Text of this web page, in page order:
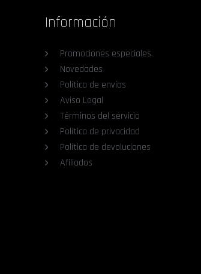
Información
Promociones especiales
Novedades
Política de envíos
Aviso Legal
Términos del servicio
Política de privacidad
Política de devoluciones
Afiliados